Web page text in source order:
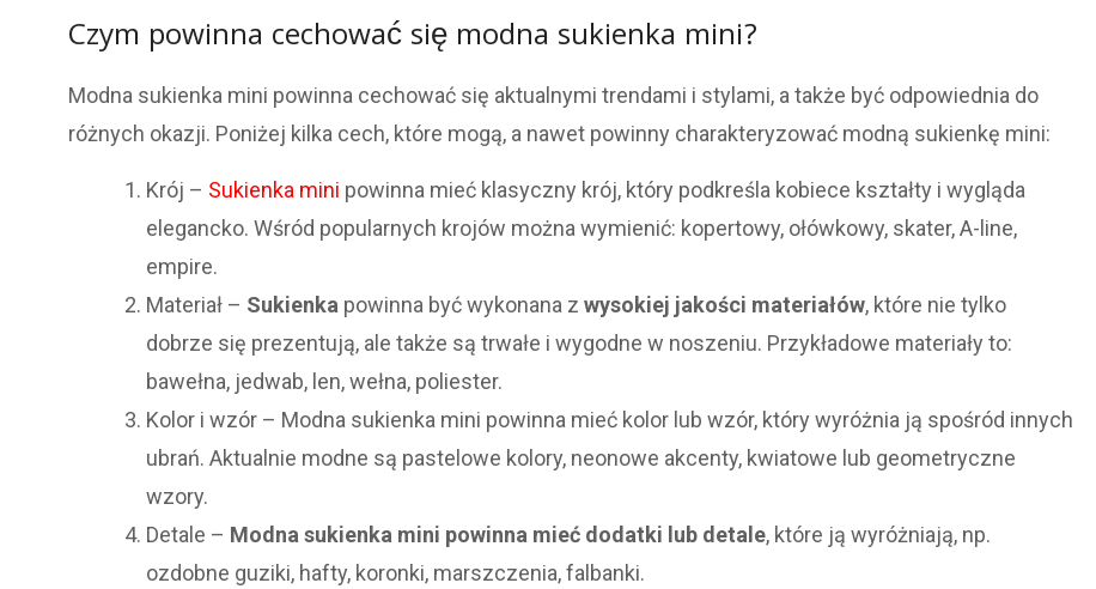
Czym powinna cechować się modna sukienka mini?
Modna sukienka mini powinna cechować się aktualnymi trendami i stylami, a także być odpowiednia do
różnych okazji. Poniżej kilka cech, które mogą, a nawet powinny charakteryzować modną sukienkę mini:
Krój – Sukienka mini powinna mieć klasyczny krój, który podkreśla kobiece kształty i wygląda
elegancko. Wśród popularnych krojów można wymienić: kopertowy, ołówkowy, skater, A-line,
empire.
Materiał – Sukienka powinna być wykonana z wysokiej jakości materiałów, które nie tylko
dobrze się prezentują, ale także są trwałe i wygodne w noszeniu. Przykładowe materiały to:
bawełna, jedwab, len, wełna, poliester.
Kolor i wzór – Modna sukienka mini powinna mieć kolor lub wzór, który wyróżnia ją spośród innych
ubrań. Aktualnie modne są pastelowe kolory, neonowe akcenty, kwiatowe lub geometryczne
wzory.
Detale – Modna sukienka mini powinna mieć dodatki lub detale, które ją wyróżniają, np.
ozdobne guziki, hafty, koronki, marszczenia, falbanki.